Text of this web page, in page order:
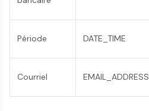
Période DATE_TIME
Courriel EMAIL_ADDRESS